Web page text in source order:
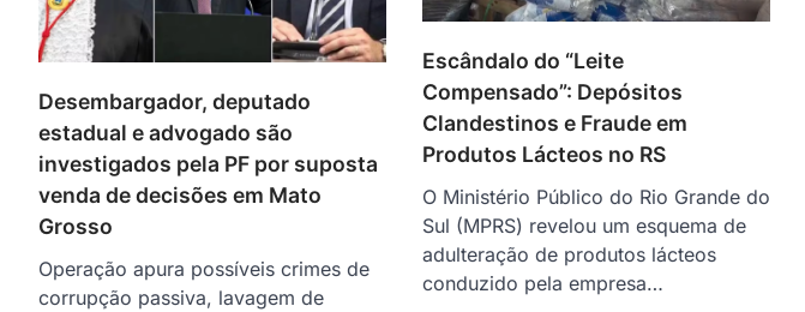
Desembargador, deputado
estadual e advogado são
investigados pela PF por suposta
venda de decisões em Mato
Grosso
Operação apura possíveis crimes de
corrupção passiva, lavagem de
Escândalo do “Leite
Compensado”: Depósitos
Clandestinos e Fraude em
Produtos Lácteos no RS
O Ministério Público do Rio Grande do
Sul (MPRS) revelou um esquema de
adulteração de produtos lácteos
conduzido pela empresa…